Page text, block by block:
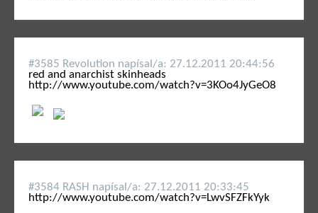
#3585 Revolution napí­sal/a: 27.12.2011 20:44:56
red and anarchist skinheads
http://www.youtube.com/watch?v=3KOo4JyGeO8
#3584 RASH napí­sal/a: 27.12.2011 20:33:45
http://www.youtube.com/watch?v=LwvSFZFkYyk